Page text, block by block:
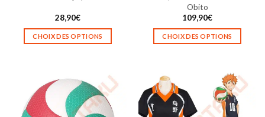
produit
28,90€
CHOIX DES OPTIONS
plusieurs
variations.
Les
Obito
109,90€
CHOIX DES OPTIONS
plusieurs
variations.
Les